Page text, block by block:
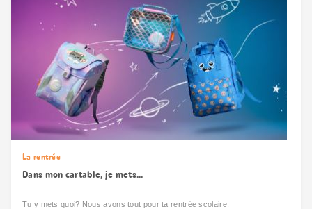
La rentrée
Dans mon cartable, je mets...
Tu y mets quoi? Nous avons tout pour ta rentrée scolaire.